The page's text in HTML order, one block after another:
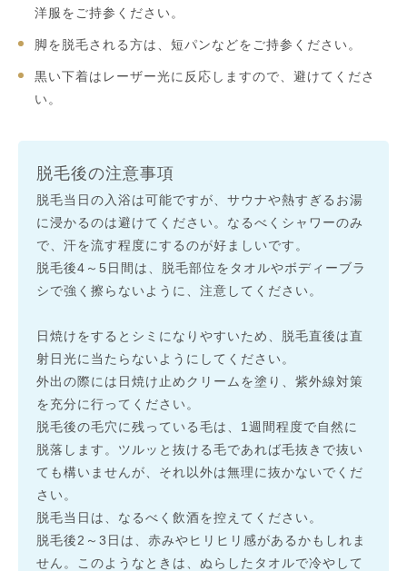
洋服をご持参ください。
脚を脱毛される方は、短パンなどをご持参ください。
黒い下着はレーザー光に反応しますので、避けてくださ
い。
脱毛後の注意事項
脱毛当日の入浴は可能ですが、サウナや熱すぎるお湯
に浸かるのは避けてください。なるべくシャワーのみ
で、汗を流す程度にするのが好ましいです。
脱毛後4～5日間は、脱毛部位をタオルやボディーブラ
シで強く擦らないように、注意してください。
日焼けをするとシミになりやすいため、脱毛直後は直
射日光に当たらないようにしてください。
外出の際には日焼け止めクリームを塗り、紫外線対策
を充分に行ってください。
脱毛後の毛穴に残っている毛は、1週間程度で自然に
脱落します。ツルッと抜ける毛であれば毛抜きで抜い
ても構いませんが、それ以外は無理に抜かないでくだ
さい。
脱毛当日は、なるべく飲酒を控えてください。
脱毛後2～3日は、赤みやヒリヒリ感があるかもしれま
せん。このようなときは、ぬらしたタオルで冷やして